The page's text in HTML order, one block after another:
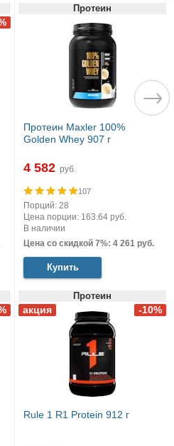
Протеин
Протеин Maxler 100%
Golden Whey 907 г
4 582 руб.
107
Порций: 28
Цена порции: 163.64 руб.
В наличии
Цена со скидкой 7%: 4 261 руб.
Купить
Протеин
Rule 1 R1 Protein 912 г